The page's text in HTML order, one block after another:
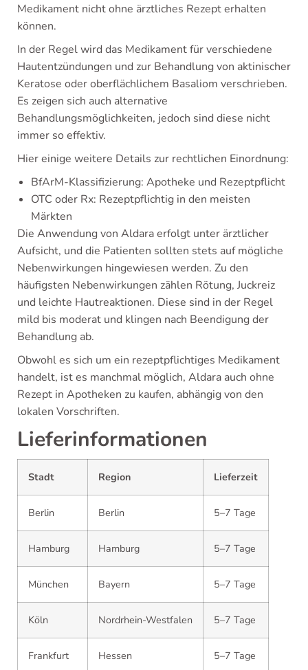
Medikament nicht ohne ärztliches Rezept erhalten
können.
In der Regel wird das Medikament für verschiedene
Hautentzündungen und zur Behandlung von aktinischer
Keratose oder oberflächlichem Basaliom verschrieben.
Es zeigen sich auch alternative
Behandlungsmöglichkeiten, jedoch sind diese nicht
immer so effektiv.
Hier einige weitere Details zur rechtlichen Einordnung:
BfArM-Klassifizierung: Apotheke und Rezeptpflicht
OTC oder Rx: Rezeptpflichtig in den meisten
Märkten
Die Anwendung von Aldara erfolgt unter ärztlicher
Aufsicht, und die Patienten sollten stets auf mögliche
Nebenwirkungen hingewiesen werden. Zu den
häufigsten Nebenwirkungen zählen Rötung, Juckreiz
und leichte Hautreaktionen. Diese sind in der Regel
mild bis moderat und klingen nach Beendigung der
Behandlung ab.
Obwohl es sich um ein rezeptpflichtiges Medikament
handelt, ist es manchmal möglich, Aldara auch ohne
Rezept in Apotheken zu kaufen, abhängig von den
lokalen Vorschriften.
Lieferinformationen
Stadt Region Lieferzeit
Berlin Berlin 5–7 Tage
Hamburg Hamburg 5–7 Tage
München Bayern 5–7 Tage
Köln Nordrhein-Westfalen 5–7 Tage
Frankfurt Hessen 5–7 Tage